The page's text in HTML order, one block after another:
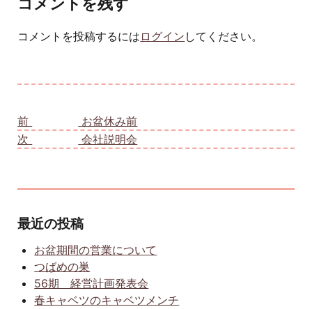
コメントを投稿するには ログイン してください。
前
お盆休み前
次
会社説明会
最近の投稿
お盆期間の営業について
つばめの巣
56期 経営計画発表会
春キャベツのキャベツメンチ